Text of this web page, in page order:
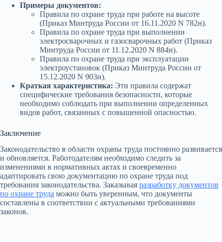
Примеры документов:
Правила по охране труда при работе на высоте
(Приказ Минтруда России от 16.11.2020 N 782н).
Правила по охране труда при выполнении
электросварочных и газосварочных работ (Приказ
Минтруда России от 11.12.2020 N 884н).
Правила по охране труда при эксплуатации
электроустановок (Приказ Минтруда России от
15.12.2020 N 903н).
Краткая характеристика: Эти правила содержат
специфические требования безопасности, которые
необходимо соблюдать при выполнении определенных
видов работ, связанных с повышенной опасностью.
Заключение
Законодательство в области охраны труда постоянно развивается
и обновляется. Работодателям необходимо следить за
изменениями в нормативных актах и своевременно
адаптировать свою документацию по охране труда под
требования законодательства. Заказывая разработку документов
по охране труда можно быть уверенным, что документы
составлены в соответствии с актуальными требованиями
законов.